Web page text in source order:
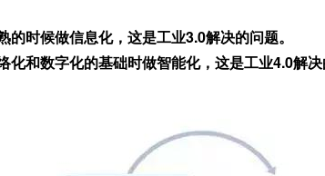
的时候做信息化，这是工业3.0解决的问题。
化和数字化的基础时做智能化，这是工业4.0解决